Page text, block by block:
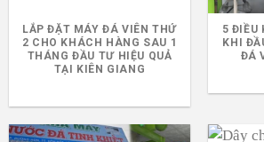
LẮP ĐẶT MÁY ĐÁ VIÊN THỨ
2 CHO KHÁCH HÀNG SAU 1
THÁNG ĐẦU TƯ HIỆU QUẢ
TẠI KIÊN GIANG
5 ĐIỀU
KHI
ĐÁ